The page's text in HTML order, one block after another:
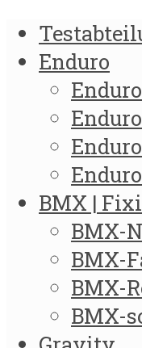
Enduro
BMX |
BMX-
BMX-
BMX-
BMX-